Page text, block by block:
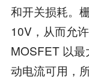
和开关损耗。
10V，从而允
MOSFET 以
动电流可用，